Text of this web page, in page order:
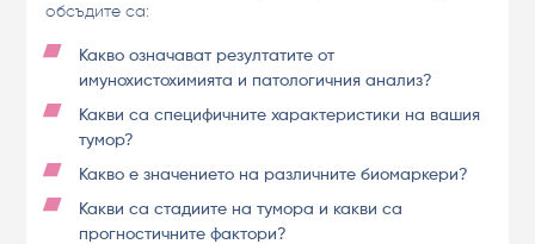
обсъдите са:
Какво означават резултатите от
имунохистохимията и патологичния анализ?
Какви са специфичните характеристики на вашия
тумор?
Какво е значението на различните биомаркери?
Какви са стадиите на тумора и какви са
прогностичните фактори?